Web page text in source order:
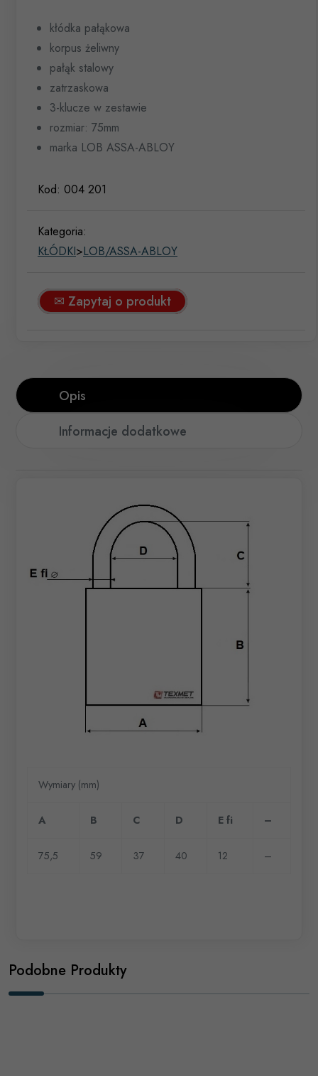
kłódka pałąkowa
korpus żeliwny
pałąk stalowy
zatrzaskowa
3-klucze w zestawie
rozmiar: 75mm
marka LOB ASSA-ABLOY
Kod: 004 201
Kategoria:
KŁÓDKI>LOB/ASSA-ABLOY
✉ Zapytaj o produkt
Opis
Informacje dodatkowe
Wymiary (mm)
A B C D E fi –
75,5 59 37 40 12 –
Podobne Produkty